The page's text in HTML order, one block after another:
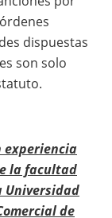
dispuestas
son solo
experiencia
la facultad
Universidad
de